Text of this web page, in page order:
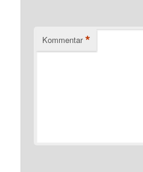
Kommentar *